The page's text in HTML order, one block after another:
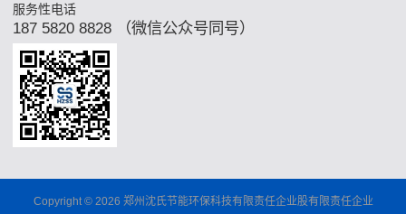
服务性电话
187 5820 8828 （微信公众号同号）
Copyright © 2026 郑州沈氏节能环保科技有限责任企业股有限责任企业